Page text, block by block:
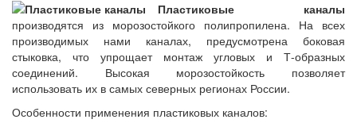
Пластиковые каналы
производятся из морозостойкого полипропилена. На всех
производимых нами каналах, предусмотрена боковая
стыковка, что упрощает монтаж угловых и Т-образных
соединений. Высокая морозостойкость позволяет
использовать их в самых северных регионах России.
Особенности применения пластиковых каналов: